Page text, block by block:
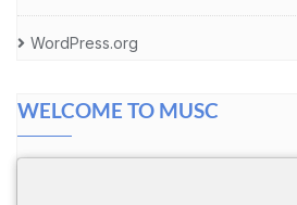
WordPress.org
WELCOME TO MUSC